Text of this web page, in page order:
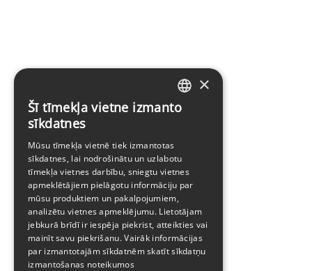
LATVIAN
×
Šī tīmekļa vietne izmanto
sīkdatnes
Mūsu tīmekļa vietnē tiek izmantotas
sīkdatnes, lai nodrošinātu un uzlabotu
tīmekļa vietnes darbību, sniegtu vietnes
apmeklētājiem pielāgotu informāciju par
mūsu produktiem un pakalpojumiem,
analizētu vietnes apmeklējumu. Lietotājam
jebkurā brīdī ir iespēja piekrist, atteikties vai
mainīt savu piekrišanu. Vairāk informācijas
par izmantotajām sīkdatnēm skatītsīkdatņu
izmantošanas noteikumos